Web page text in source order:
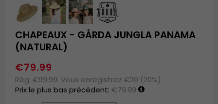
CHAPEAUX - GÅRDA JUNGLA PANAMA
(NATURAL)
€79.99
Rég. €99.99. Vous enregistrez €20 (20%)
Prix le plus bas précédent: €79.99